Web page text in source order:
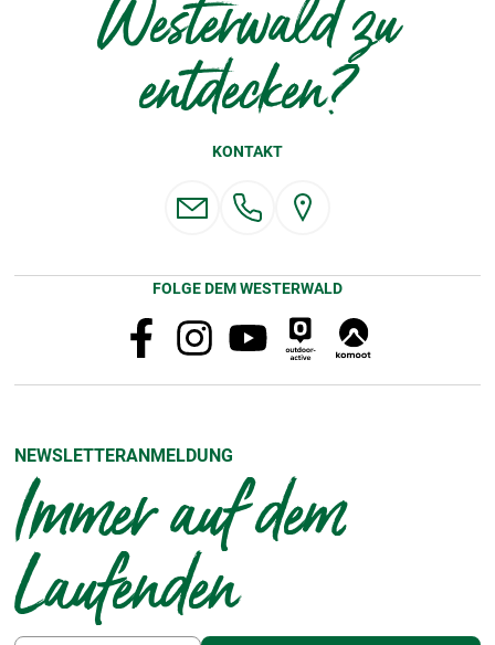
Westerwald zu
entdecken?
KONTAKT
FOLGE DEM WESTERWALD
NEWSLETTERANMELDUNG
Immer auf dem
Laufenden